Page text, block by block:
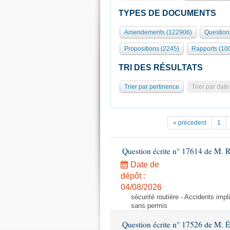
TYPES DE DOCUMENTS
Amendements (122906)
Propositions (2245) Rapports
TRI DES RÉSULTATS
Trier par pertinence Trier par date
« précedent 1
Question écrite n° 17614 de M.
Date de
dépôt :
04/08/2026
sécurité routière - Accidents
sans permis
Question écrite n° 17526 de M.